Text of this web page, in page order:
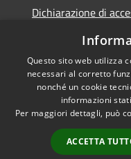
Dichiarazione di
Whistleblowing-
Accessibilità
Questo sito web utilizza
necessari al corretto
nonché un cookie
informazioni
Per maggiori dettagli, può
ACCETTA